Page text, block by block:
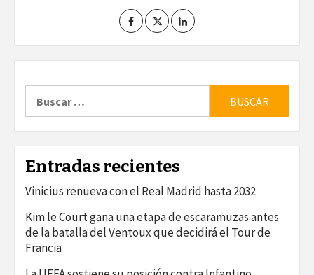
Entradas recientes
Vinicius renueva con el Real Madrid hasta 2032
Kim le Court gana una etapa de escaramuzas antes
de la batalla del Ventoux que decidirá el Tour de
Francia